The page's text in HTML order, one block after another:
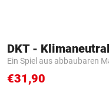
Ein Spiel aus abbaubaren
€31,90